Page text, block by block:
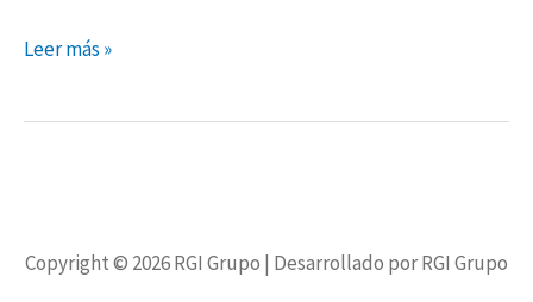
Leer más »
Copyright © 2026RGI Grupo | Desarrollado por RGI Grupo